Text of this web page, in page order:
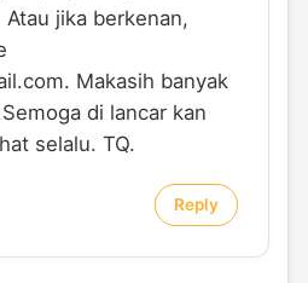
jika berkenan,
. Makasih banyak
di lancar kan
selalu. TQ.
Reply